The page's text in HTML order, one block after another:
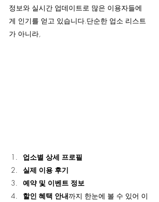
정보와 실시간 업데이트로 많은 이용자들에
게 인기를 얻고 있습니다.단순한 업소 리스트
가 아니라,
업소별 상세 프로필
실제 이용 후기
예약 및 이벤트 정보
할인 혜택 안내까지 한눈에 볼 수 있어 이